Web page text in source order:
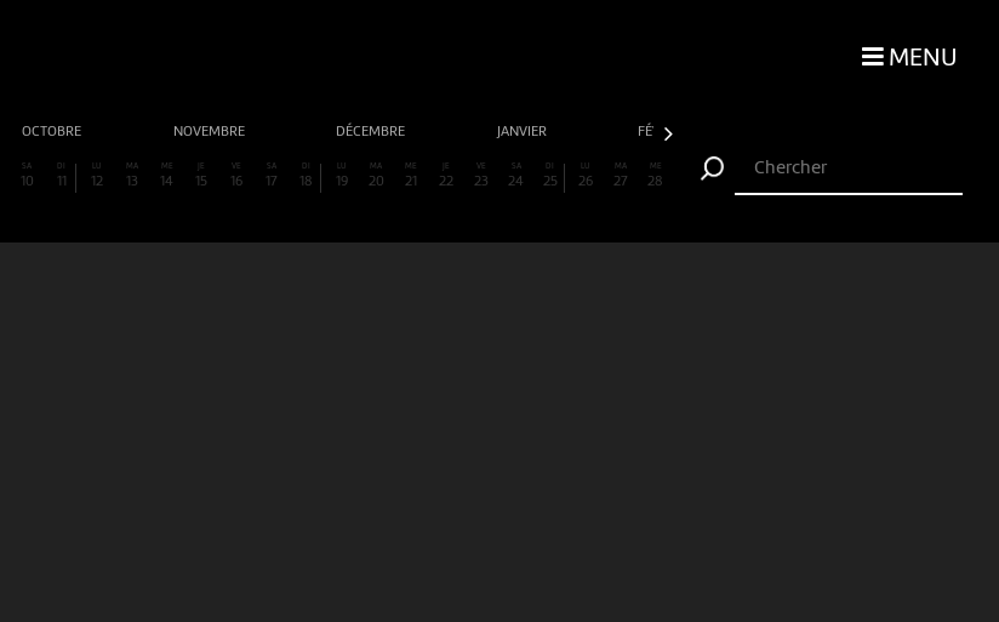
MENU
OCTOBRE NOVEMBRE DÉCEMBRE JANVIER FÉVRIER
SA
10
DI
11
LU
12
MA
13
ME
14
JE
15
VE
16
SA
17
DI
18
LU
19
MA
20
ME
21
JE
22
VE
23
SA
24
DI
25
LU
26
MA
27
ME
28